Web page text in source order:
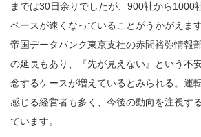
までは30日余りでしたが、900社から1000
ペースが速くなっていることがうかがえます
帝国データバンク東京支社の赤間裕弥情報
の延長もあり、『先が見えない』という不
念するケースが増えているとみられる。運
感じる経営者も多く、今後の動向を注視す
ています。